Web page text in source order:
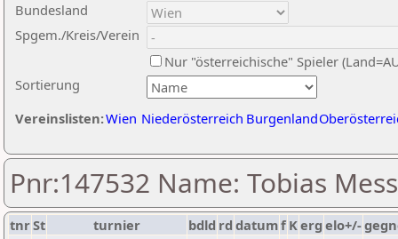
Sortierung
Bundesland
Spgem./Kreis/Verein
Nur "österreichische" Spieler
Vereinslisten:Wien Niederösterreich Burgenland
Pnr:147532 Name: Tobias
tnrSt turnier bdld rd datumf Kerg elo+/-